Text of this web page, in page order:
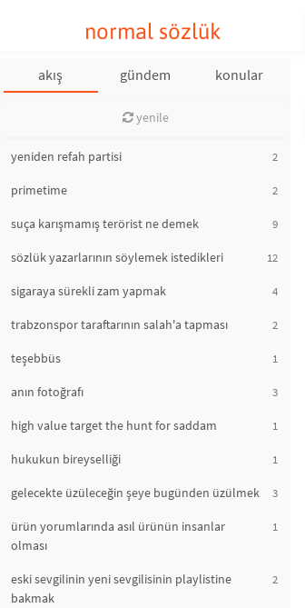
normal sözlük
akış gündem konular
yenile
yeniden refah partisi 2
primetime 2
suça karışmamış terörist ne demek 9
sözlük yazarlarının söylemek istedikleri 12
sigaraya sürekli zam yapmak 4
trabzonspor taraftarının salah'a tapması 2
teşebbüs 1
anın fotoğrafı 3
high value target the hunt for saddam 1
hukukun bireyselliği 1
gelecekte üzüleceğin şeye bugünden üzülmek 3
ürün yorumlarında asıl ürünün insanlar
olması
1
eski sevgilinin yeni sevgilisinin playlistine
bakmak
2